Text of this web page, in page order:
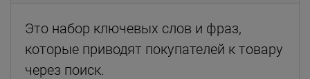
Это набор ключевых слов и фраз,
которые приводят покупателей к товару
через поиск.